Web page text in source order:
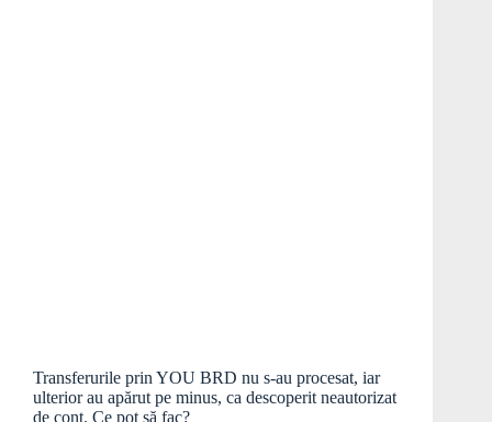
Transferurile prin YOU BRD nu s-au procesat, iar
ulterior au apărut pe minus, ca descoperit neautorizat
de cont. Ce pot să fac?